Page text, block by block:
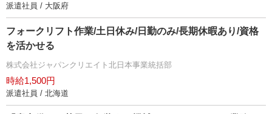
派遣社員 / 大阪府
フォークリフト作業/土日休み/日勤のみ/長期休暇あり/資格
を活かせる
株式会社ジャパンクリエイト北日本事業統括部
時給1,500円
派遣社員 / 北海道